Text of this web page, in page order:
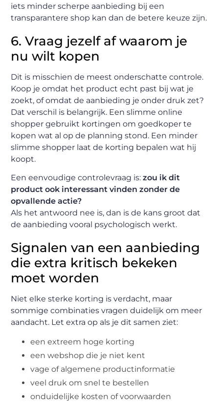
iets minder scherpe aanbieding bij een
transparantere shop kan dan de betere keuze zijn.
6. Vraag jezelf af waarom je
nu wilt kopen
Dit is misschien de meest onderschatte controle.
Koop je omdat het product echt past bij wat je
zoekt, of omdat de aanbieding je onder druk zet?
Dat verschil is belangrijk. Een slimme online
shopper gebruikt kortingen om goedkoper te
kopen wat al op de planning stond. Een minder
slimme shopper laat de korting bepalen wat hij
koopt.
Een eenvoudige controlevraag is:zou ik dit
product ook interessant vinden zonder de
opvallende actie?
Als het antwoord nee is, dan is de kans groot dat
de aanbieding vooral psychologisch werkt.
Signalen van een aanbieding
die extra kritisch bekeken
moet worden
Niet elke sterke korting is verdacht, maar
sommige combinaties vragen duidelijk om meer
aandacht. Let extra op als je dit samen ziet:
een extreem hoge korting
een webshop die je niet kent
vage of algemene productinformatie
veel druk om snel te bestellen
onduidelijke kosten of voorwaarden